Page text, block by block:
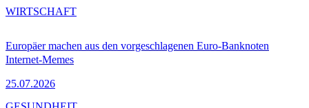
Europäer machen aus den vorgeschlagenen Euro-Banknoten
Internet-Memes
25.07.2026
WIRTSCHAFT